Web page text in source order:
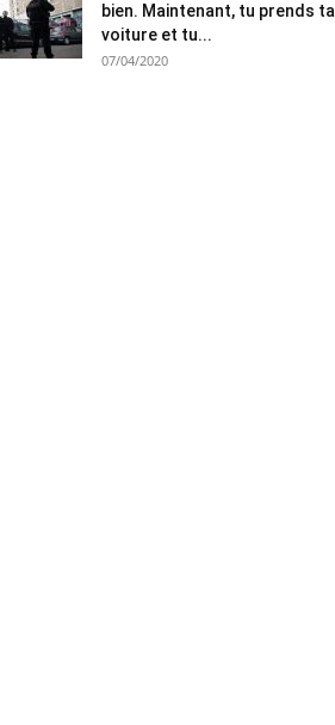
bien. Maintenant, tu prends ta
voiture et tu...
07/04/2020